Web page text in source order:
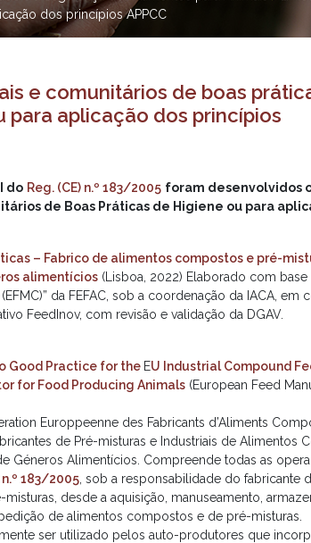
dos princípios APPCC
e comunitários de boas
para aplicação dos princípios
do Reg. (CE) n.º 183/2005 foram desenvolvidos
de Boas Práticas de Higiene ou para
– Fabrico de alimentos compostos e pré-
alimentícios (Lisboa, 2022) Elaborado com base
da FEFAC, sob a coordenação da IACA,
FeedInov, com revisão e validação da DGAV.
Good Practice for the EU Industrial Compound
for Food Producing Animals (European Feed
Europpeenne des Fabricants d’Aliments
de Pré-misturas e Industriais de Alimentos
Géneros Alimentícios. Compreende todas as
n.º 183/2005 , sob a responsabilidade do fabricante
desde a aquisição, manuseamento,
de alimentos compostos e de pré-misturas.
ser utilizado pelos auto-produtores que